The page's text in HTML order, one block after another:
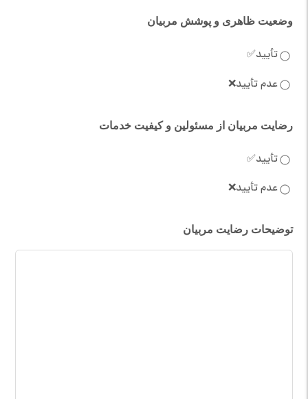
وضعیت ظاهری و پوشش مربیان
تأیید✅
عدم تأیید❌
رضایت مربیان از مسئولین و کیفیت خدمات
تأیید✅
عدم تأیید❌
توضیحات رضایت مربیان